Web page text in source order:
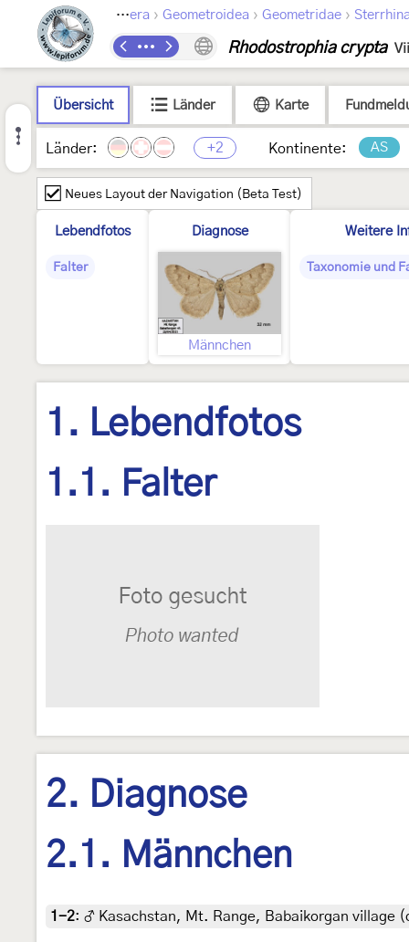
Lepidoptera › Geometroidea › Geometridae ›
Rhodostrophia crypta
Übersicht Länder Karte
Länder: +2 Kontinente: AS
Neues Layout der Navigation (Beta Test)
Lebendfotos
Falter
Diagnose
Männchen
Weitere
Taxonomie und
1. Lebendfotos
1.1. Falter
2. Diagnose
2.1. Männchen
1-2: ♂ Kasachstan, Mt. Range, Babaikorgan village